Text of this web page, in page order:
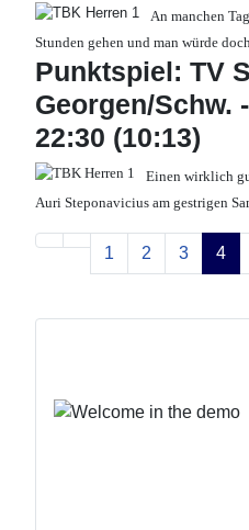
An manchen
Stunden gehen und man würde
Punktspiel: TV
Georgen/Schw.
22:30 (10:13)
Einen wirklich
Auri Steponavicius am gestrigen
1 2 3 4